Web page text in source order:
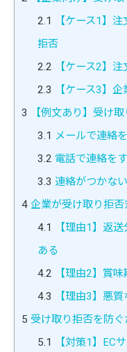
2.1
【ケース1】
拒否
2.2 【ケース2】
2.3 【ケース3】
3
【例文あり】受け
3.1 メールで連絡
3.2 電話で連絡を
3.3 連絡がつかな
4 企業が受け取り拒
4.1
【理由1】返
ある
4.2 【理由2】賞
4.3 【理由3】悪
5 受け取り拒否を防
5.1
【対策1】EC